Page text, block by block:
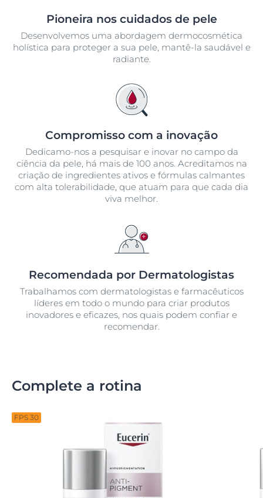
Pioneira nos cuidados de pele
Desenvolvemos uma abordagem dermocosmética
holística para proteger a sua pele, mantê-la saudável e
radiante.
Compromisso com a inovação
Dedicamo-nos a pesquisar e inovar no campo da
ciência da pele, há mais de 100 anos. Acreditamos na
criação de ingredientes ativos e fórmulas calmantes
com alta tolerabilidade, que atuam para que cada dia
viva melhor.
Recomendada por Dermatologistas
Trabalhamos com dermatologistas e farmacêuticos
líderes em todo o mundo para criar produtos
inovadores e eficazes, nos quais podem confiar e
recomendar.
Complete a rotina
FPS 30